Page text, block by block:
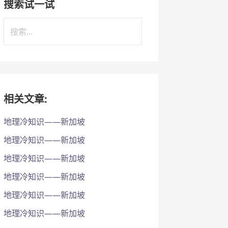
搜索试一试
索
相关文章:
地理冷知识——新加坡
地理冷知识——新加坡
地理冷知识——新加坡
地理冷知识——新加坡
地理冷知识——新加坡
地理冷知识——新加坡